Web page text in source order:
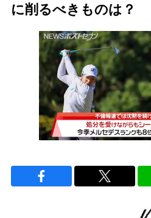
に削るべきものは？